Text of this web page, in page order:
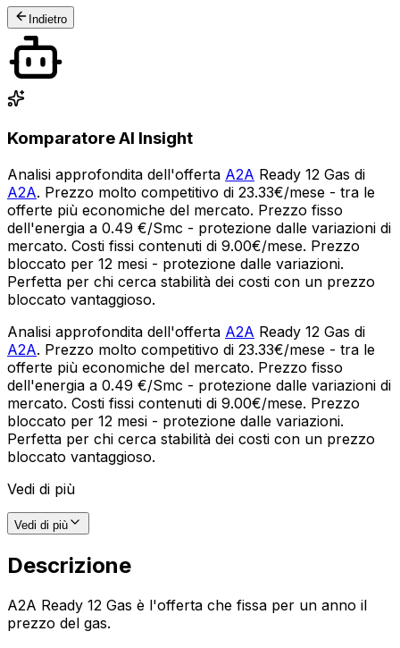
Indietro
Komparatore AI Insight
Analisi approfondita dell'offerta A2A Ready 12 Gas di
A2A. Prezzo molto competitivo di 23.33€/mese - tra le
offerte più economiche del mercato. Prezzo fisso
dell'energia a 0.49 €/Smc - protezione dalle variazioni di
mercato. Costi fissi contenuti di 9.00€/mese. Prezzo
bloccato per 12 mesi - protezione dalle variazioni.
Perfetta per chi cerca stabilità dei costi con un prezzo
bloccato vantaggioso.
Analisi approfondita dell'offerta A2A Ready 12 Gas di
A2A. Prezzo molto competitivo di 23.33€/mese - tra le
offerte più economiche del mercato. Prezzo fisso
dell'energia a 0.49 €/Smc - protezione dalle variazioni di
mercato. Costi fissi contenuti di 9.00€/mese. Prezzo
bloccato per 12 mesi - protezione dalle variazioni.
Perfetta per chi cerca stabilità dei costi con un prezzo
bloccato vantaggioso.
Vedi di più
Vedi di più
Descrizione
A2A Ready 12 Gas è l'offerta che fissa per un anno il
prezzo del gas.